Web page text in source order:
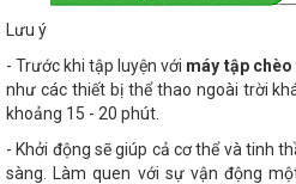
Lưu ý
- Trước khi tập luyện với máy tập
như các thiết bị thể thao ngoài trời
khoảng 15 - 20 phút.
- Khởi động sẽ giúp cả cơ thể và tinh
sàng. Làm quen với sự vận động